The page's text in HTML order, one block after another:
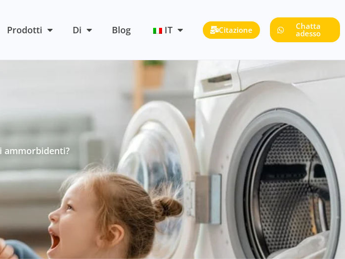
Prodotti Di Blog IT Citazione Chatta
adesso
ammorbidenti?